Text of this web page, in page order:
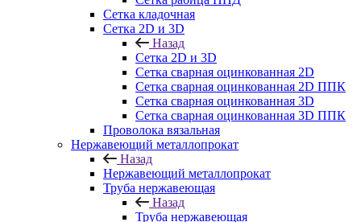
Сетка кладочная
Сетка 2D и 3D
Назад
Сетка 2D и 3D
Сетка сварная оцинкованная 2D
Сетка сварная оцинкованная 2D ППК
Сетка сварная оцинкованная 3D
Сетка сварная оцинкованная 3D ППК
Проволока вязальная
Нержавеющий металлопрокат
Назад
Нержавеющий металлопрокат
Труба нержавеющая
Назад
Труба нержавеющая